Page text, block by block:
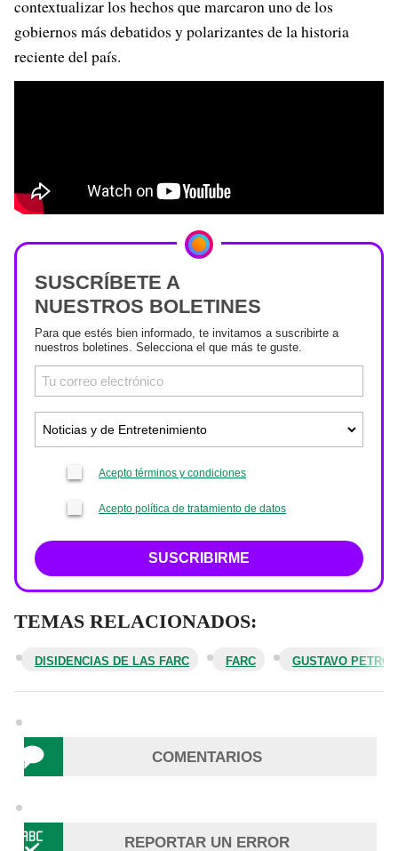
contextualizar los hechos que marcaron uno de los
gobiernos más debatidos y polarizantes de la historia
reciente del país.
SUSCRÍBETE A
NUESTROS BOLETINES
Para que estés bien informado, te invitamos a suscribirte a
nuestros boletines. Selecciona el que más te guste.
Acepto términos y condiciones
Acepto política de tratamiento de datos
SUSCRIBIRME
TEMAS RELACIONADOS:
DISIDENCIAS DE LAS FARC FARC GUSTAVO PETRO
COMENTARIOS
REPORTAR UN ERROR